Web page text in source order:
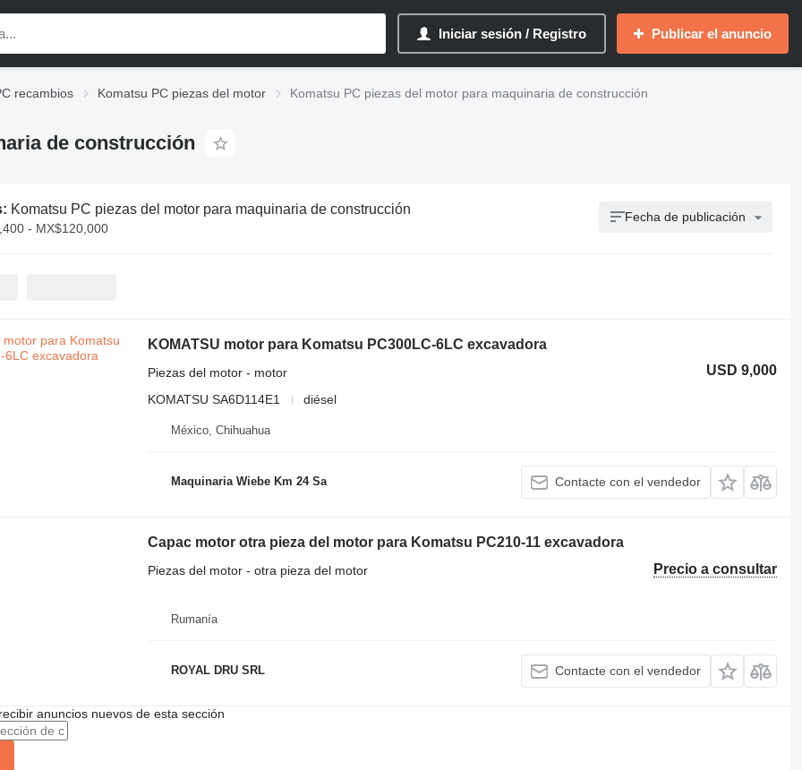
Iniciar sesión / Registro Publicar el anuncio
recambios Komatsu PC piezas del motor Komatsu PC piezas del motor para maquinaria de construcción
de construcción
Komatsu PC piezas del motor para maquinaria de construcción
- MX$120,000
Fecha de publicación
KOMATSU motor para Komatsu PC300LC-6LC excavadora
USD 9,000
Piezas del motor - motor
KOMATSU SA6D114E1
diésel
México, Chihuahua
Maquinaria Wiebe Km 24 Sa Contacte con el vendedor
Capac motor otra pieza del motor para Komatsu PC210-11 excavadora
Precio a consultar
Piezas del motor - otra pieza del motor
Rumanía
ROYAL DRU SRL Contacte con el vendedor
anuncios nuevos de esta sección